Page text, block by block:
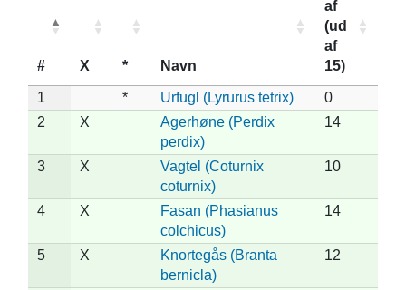
# X * Navn
af
(ud
af
15)
1 * Urfugl (Lyrurus tetrix)
0
2
X
Agerhøne (Perdix
perdix)
14
3 X
Vagtel (Coturnix
coturnix)
10
4 X
Fasan (Phasianus
colchicus)
14
5 X
Knortegås (Branta
bernicla)
12